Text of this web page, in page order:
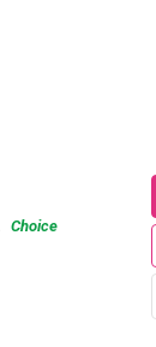
Choice